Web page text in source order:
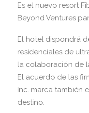
Es el nuevo resort
Beyond Ventures
El hotel dispondrá
residenciales de
la colaboración de
El acuerdo de las
Inc. marca también
destino.